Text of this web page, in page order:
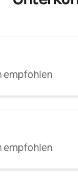
weichen
empfohlen
empfohlen